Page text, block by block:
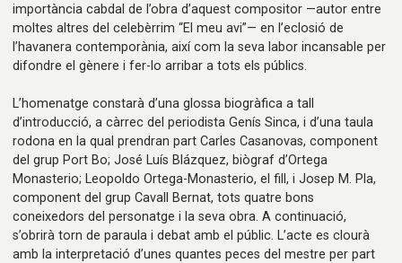
importància cabdal de l’obra d’aquest compositor —autor entre
moltes altres del celebèrrim “El meu avi”— en l’eclosió de
l’havanera contemporània, així com la seva labor incansable per
difondre el gènere i fer-lo arribar a tots els públics.
L’homenatge constarà d’una glossa biogràfica a tall
d’introducció, a càrrec del periodista Genís Sinca, i d’una taula
rodona en la qual prendran part Carles Casanovas, component
del grup Port Bo; José Luís Blázquez, biògraf d’Ortega
Monasterio; Leopoldo Ortega-Monasterio, el fill, i Josep M. Pla,
component del grup Cavall Bernat, tots quatre bons
coneixedors del personatge i la seva obra. A continuació,
s’obrirà torn de paraula i debat amb el públic. L’acte es clourà
amb la interpretació d’unes quantes peces del mestre per part